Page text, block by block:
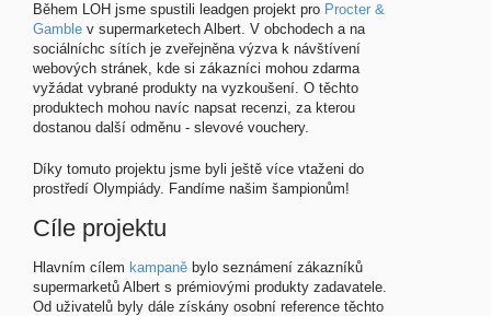
Během LOH jsme spustili leadgen projekt pro Procter &
Gamble v supermarketech Albert. V obchodech a na
sociálníchc sítích je zveřejněna výzva k návštívení
webových stránek, kde si zákazníci mohou zdarma
vyžádat vybrané produkty na vyzkoušení. O těchto
produktech mohou navíc napsat recenzi, za kterou
dostanou další odměnu - slevové vouchery.
Díky tomuto projektu jsme byli ještě více vtaženi do
prostředí Olympiády. Fandíme našim šampionům!
Cíle projektu
Hlavním cílem kampaně bylo seznámení zákazníků
supermarketů Albert s prémiovými produkty zadavatele.
Od uživatelů byly dále získány osobní reference těchto